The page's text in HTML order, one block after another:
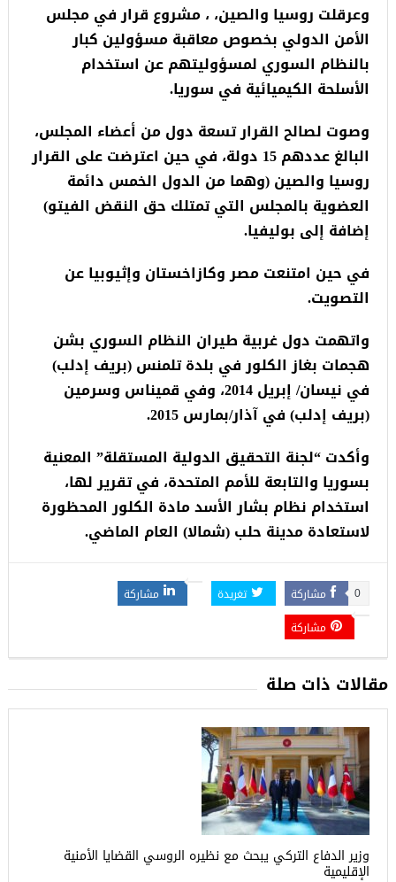
وعرقلت روسيا والصين، ، مشروع قرار في مجلس
الأمن الدولي بخصوص معاقبة مسؤولين كبار
بالنظام السوري لمسؤوليتهم عن استخدام
الأسلحة الكيميائية في سوريا.
وصوت لصالح القرار تسعة دول من أعضاء المجلس،
البالغ عددهم 15 دولة، في حين اعترضت على القرار
روسيا والصين (وهما من الدول الخمس دائمة
العضوية بالمجلس التي تمتلك حق النقض الفيتو)
إضافة إلى بوليفيا.
في حين امتنعت مصر وكازاخستان وإثيوبيا عن
التصويت.
واتهمت دول غربية طيران النظام السوري بشن
هجمات بغاز الكلور في بلدة تلمنس (بريف إدلب)
في نيسان/ إبريل 2014، وفي قميناس وسرمين
(بريف إدلب) في آذار/بمارس 2015.
وأكدت “لجنة التحقيق الدولية المستقلة” المعنية
بسوريا والتابعة للأمم المتحدة، في تقرير لها،
استخدام نظام بشار الأسد مادة الكلور المحظورة
لاستعادة مدينة حلب (شمالا) العام الماضي.
مشاركة 0 تغريدة
مشاركة
مشاركة
مقالات ذات صلة
وزير الدفاع التركي يبحث مع نظيره الروسي القضايا الأمنية
الإقليمية